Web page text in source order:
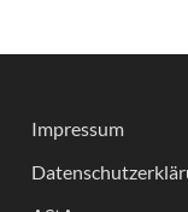
Impressum